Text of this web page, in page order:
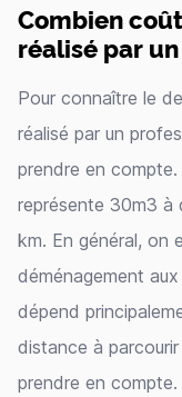
Combien
réalisé par
Pour connaître le
réalisé par un
prendre en
représente 30m3 à
km. En général, on
déménagement
dépend
distance à
prendre en